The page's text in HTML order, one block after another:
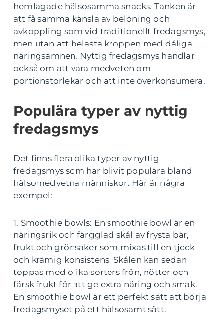
hemlagade hälsosamma snacks. Tanken är
att få samma känsla av belöning och
avkoppling som vid traditionellt fredagsmys,
men utan att belasta kroppen med dåliga
näringsämnen. Nyttig fredagsmys handlar
också om att vara medveten om
portionstorlekar och att inte överkonsumera.
Populära typer av nyttig
fredagsmys
Det finns flera olika typer av nyttig
fredagsmys som har blivit populära bland
hälsomedvetna människor. Här är några
exempel:
1. Smoothie bowls: En smoothie bowl är en
näringsrik och färgglad skål av frysta bär,
frukt och grönsaker som mixas till en tjock
och krämig konsistens. Skålen kan sedan
toppas med olika sorters frön, nötter och
färsk frukt för att ge extra näring och smak.
En smoothie bowl är ett perfekt sätt att börja
fredagsmyset på ett hälsosamt sätt.